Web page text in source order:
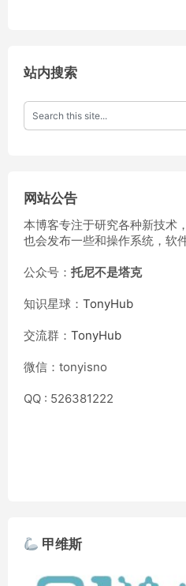
站内搜索
网站公告
本博客专注于研究各种新技术
也会发布一些和操作系统，软
公众号： 托尼不是塔克
知识星球： TonyHub
交流群： TonyHub
微信：tonyisno
QQ : 526381222
甲维斯